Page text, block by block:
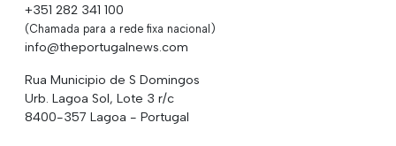
+351 282 341 100
(Chamada para a rede fixa nacional)
info@theportugalnews.com
Rua Municipio de S Domingos
Urb. Lagoa Sol, Lote 3 r/c
8400-357 Lagoa - Portugal